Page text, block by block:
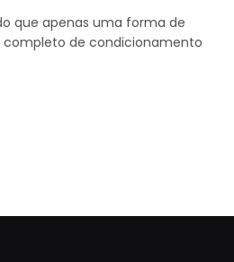
que apenas uma forma de
de condicionamento